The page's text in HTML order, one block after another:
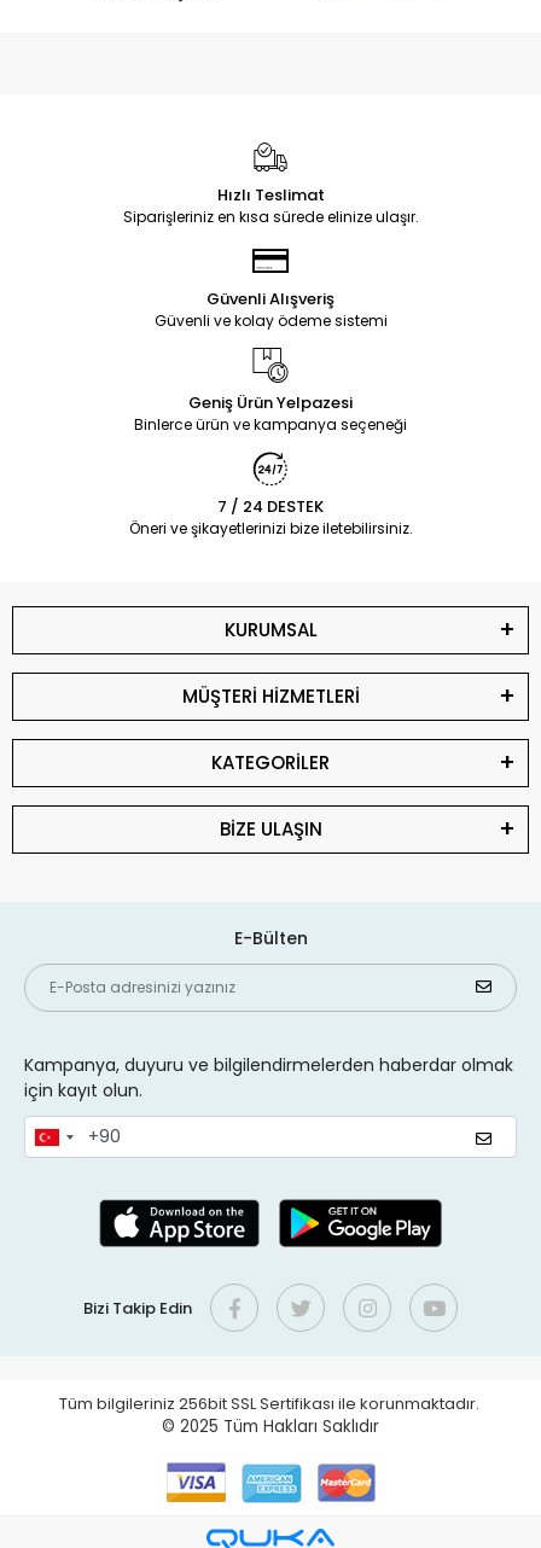
Hızlı Teslimat
Siparişleriniz en kısa sürede elinize ulaşır.
Güvenli Alışveriş
Güvenli ve kolay ödeme sistemi
Geniş Ürün Yelpazesi
Binlerce ürün ve kampanya seçeneği
7 / 24 DESTEK
Öneri ve şikayetlerinizi bize iletebilirsiniz.
KURUMSAL
MÜŞTERİ HİZMETLERİ
KATEGORİLER
BİZE ULAŞIN
E-Bülten
Kampanya, duyuru ve bilgilendirmelerden haberdar olmak
için kayıt olun.
Bizi Takip Edin
Tüm bilgileriniz 256bit SSL Sertifikası ile korunmaktadır.
© 2025 Tüm Hakları Saklıdır